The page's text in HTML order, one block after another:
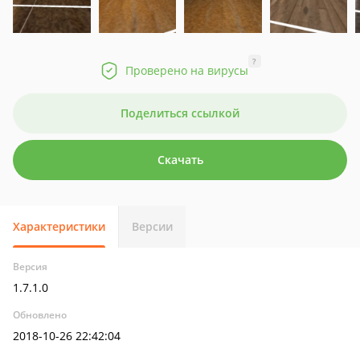
Проверено на вирусы
?
Поделиться ссылкой
Скачать
Характеристики Версии
Версия
1.7.1.0
Обновлено
2018-10-26 22:42:04